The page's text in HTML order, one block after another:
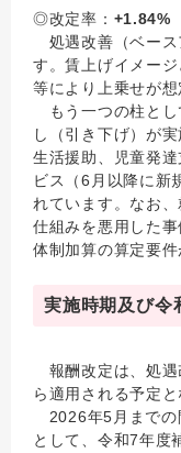
◎改定率： +1.84%
処遇改善（ベース
す。賃上げイメー
等により上乗せが想
もう一つの柱とし
し（引き下げ）が
生活援助、児童発
ビス（6月以降に新
れています。なお
仕組みを悪用した
体制加算の算定要件
実施時期及び令
報酬改定は、処遇
ら適用される予定と
2026年5月までの
として、令和7年度